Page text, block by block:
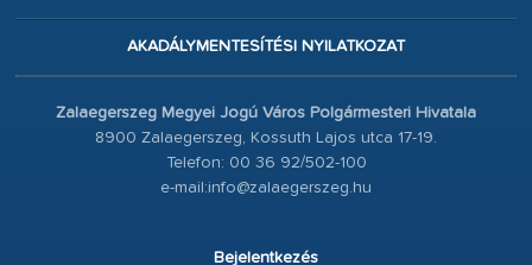
AKADÁLYMENTESÍTÉSI NYILATKOZAT
Zalaegerszeg Megyei Jogú Város Polgármesteri Hivatala
8900 Zalaegerszeg, Kossuth Lajos utca 17-19.
Telefon: 00 36 92/502-100
e-mail:info@zalaegerszeg.hu
Bejelentkezés